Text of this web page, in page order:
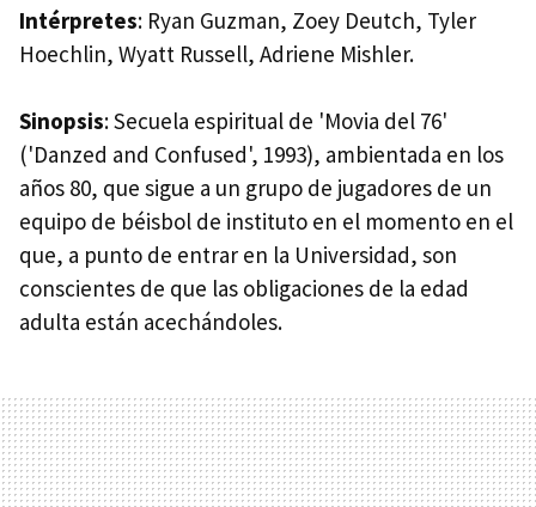
Intérpretes: Ryan Guzman, Zoey Deutch, Tyler
Hoechlin, Wyatt Russell, Adriene Mishler.
Sinopsis: Secuela espiritual de 'Movia del 76'
('Danzed and Confused', 1993), ambientada en los
años 80, que sigue a un grupo de jugadores de un
equipo de béisbol de instituto en el momento en el
que, a punto de entrar en la Universidad, son
conscientes de que las obligaciones de la edad
adulta están acechándoles.